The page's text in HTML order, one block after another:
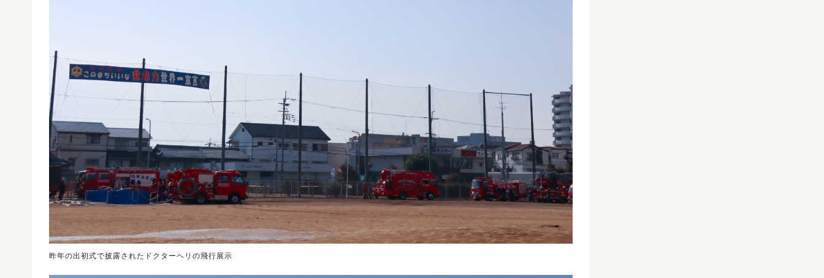
昨年の出初式で披露されたドクターヘリの飛行展示